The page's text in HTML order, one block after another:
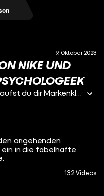
9. Oktober 2023
NIKE UND
Gucci, Nike und North Face... Kaufst du dir Markenklamotten, weil du sie wirklich selbst cool findest? Stars wie Harry Styles, Miley Cyrus oder Capital Bra und Influencer wie MontanaBlack werben ganz offensichtlich für Marken wie Gucci, Louis Vuitton oder Balenciaga, aber es gibt noch viel subtilere Tricks. Also, fällst du auf die Strategien der Konzerne rein und wirst sogar von deinem eigenen Gehirn verar*#!t? Das schauen wir uns jetzt mal ganz genau an. Nach diesem Video fällst du darauf garantiert nicht mehr rein. Hinweis zur Attributionskonditionierung: Attributionskonditionierung = ein Attribut (z.B. sexy) eines Stars (z.B. George Clooney) wird auf ein Produkt (z.B. Nespresso) übertragen. Es ist also nicht DASSELBE wie Influencer-Marketing, sondern ein Effekt, der bei Influencer-Marketing wirkt.
angehenden
in die fabelhafte
132 Videos